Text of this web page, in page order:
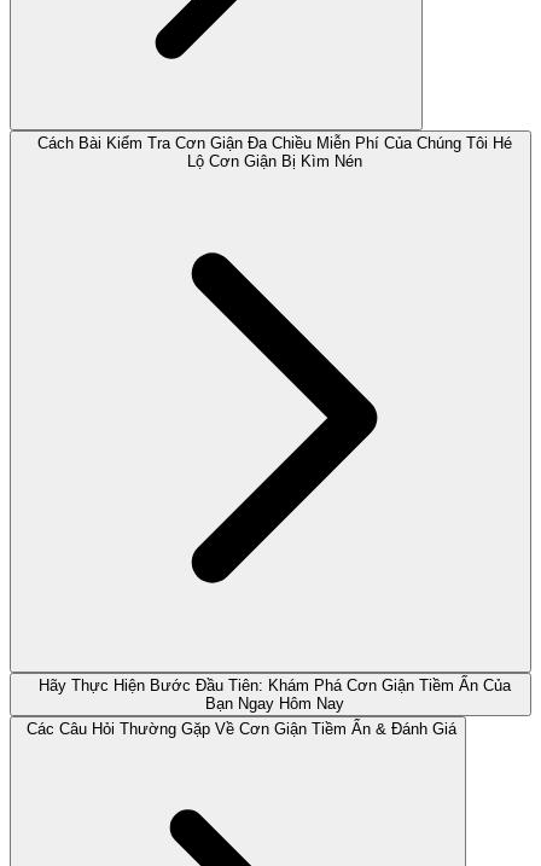
Cách Bài Kiểm Tra Cơn Giận Đa Chiều Miễn Phí Của Chúng Tôi Hé
Lộ Cơn Giận Bị Kìm Nén
Hãy Thực Hiện Bước Đầu Tiên: Khám Phá Cơn Giận Tiềm Ẩn Của
Bạn Ngay Hôm Nay
Các Câu Hỏi Thường Gặp Về Cơn Giận Tiềm Ẩn & Đánh Giá